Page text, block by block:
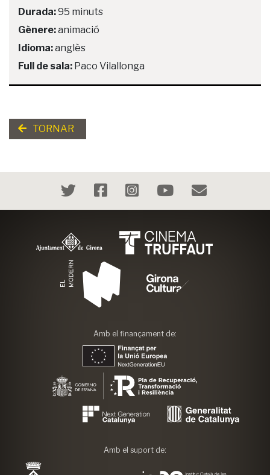
Durada:95 minuts
Gènere:animació
Idioma:anglès
Full de sala: Paco Vilallonga
TORNAR
Amb el finançament de:
Amb el suport de: